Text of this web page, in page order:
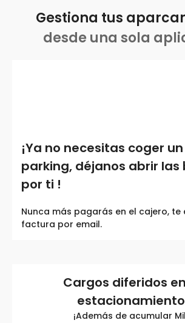
Gestiona tus
desde una sola
¡Ya no necesitas coger
parking, déjanos abrir las
por ti !
Nunca más pagarás en el cajero, te
factura por email.
Cargos diferidos
¡Además de acumular